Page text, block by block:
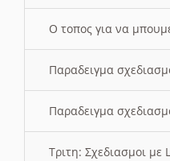
O τοπος για να
Παραδειγμα
Παραδειγμα
Τριτη: Σχεδιασμοι